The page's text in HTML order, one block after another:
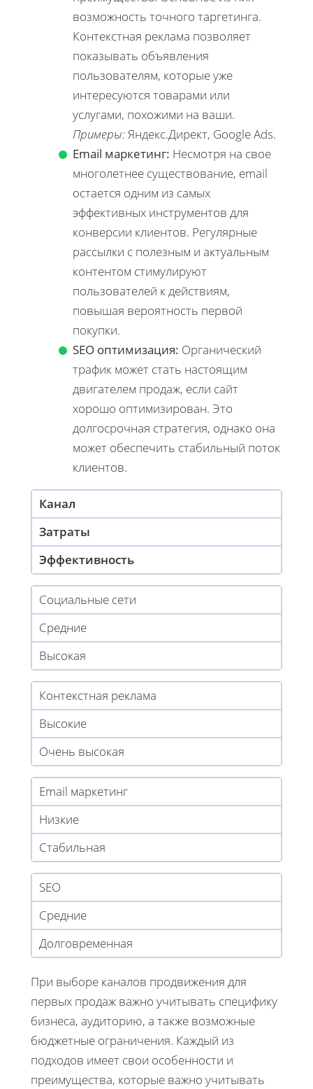
возможность точного таргетинга.
Контекстная реклама позволяет
показывать объявления
пользователям, которые уже
интересуются товарами или
услугами, похожими на ваши.
Примеры:Яндекс.Директ, Google Ads.
Email маркетинг: Несмотря на свое
многолетнее существование, email
остается одним из самых
эффективных инструментов для
конверсии клиентов. Регулярные
рассылки с полезным и актуальным
контентом стимулируют
пользователей к действиям,
повышая вероятность первой
покупки.
SEO оптимизация: Органический
трафик может стать настоящим
двигателем продаж, если сайт
хорошо оптимизирован. Это
долгосрочная стратегия, однако она
может обеспечить стабильный поток
клиентов.
Канал
Затраты
Эффективность
Социальные сети
Средние
Высокая
Контекстная реклама
Высокие
Очень высокая
Email маркетинг
Низкие
Стабильная
SEO
Средние
Долговременная
При выборе каналов продвижения для
первых продаж важно учитывать специфику
бизнеса, аудиторию, а также возможные
бюджетные ограничения. Каждый из
подходов имеет свои особенности и
преимущества, которые важно учитывать